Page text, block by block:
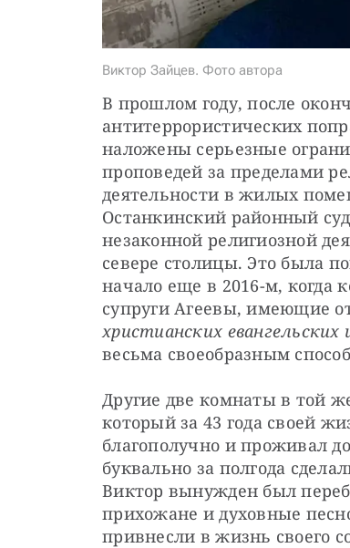
Виктор Зайцев. Фото автора
В прошлом году, после
антитеррористических
наложены серьезные
проповедей за пределами
деятельности в жилых
Останкинский районный
незаконной религиозной
севере столицы. Это была
начало еще в 2016-м, когда
супруги Агеевы, имеющие
христианских евангельских
весьма своеобразным
Другие две комнаты в той
который за 43 года своей
благополучно и проживал
буквально за полгода
Виктор вынужден был
прихожане и духовные
привнесли в жизнь своего